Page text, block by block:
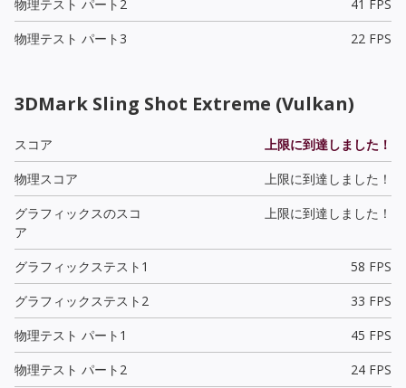
物理テスト パート2
41 FPS
物理テスト パート3
22 FPS
3DMark Sling Shot Extreme (Vulkan)
スコア
上限に到達しました！
物理スコア
上限に到達しました！
グラフィックスのスコ
ア
上限に到達しました！
グラフィックステスト1
58 FPS
グラフィックステスト2
33 FPS
物理テスト パート1
45 FPS
物理テスト パート2
24 FPS